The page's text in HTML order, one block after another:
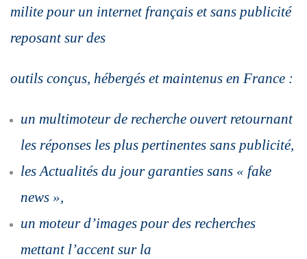
milite pour un internet français et sans publicité
reposant sur des
outils conçus, hébergés et maintenus en France :
un multimoteur de recherche ouvert retournant
les réponses les plus pertinentes sans publicité,
les Actualités du jour garanties sans « fake
news »,
un moteur d’images pour des recherches
mettant l’accent sur la